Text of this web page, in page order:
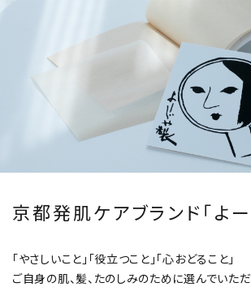
京都発肌ケアブランド「よー
「やさしいこと」「役立つこと」「心おどること」
ご自身の肌、髪、たのしみのために選んでいただ